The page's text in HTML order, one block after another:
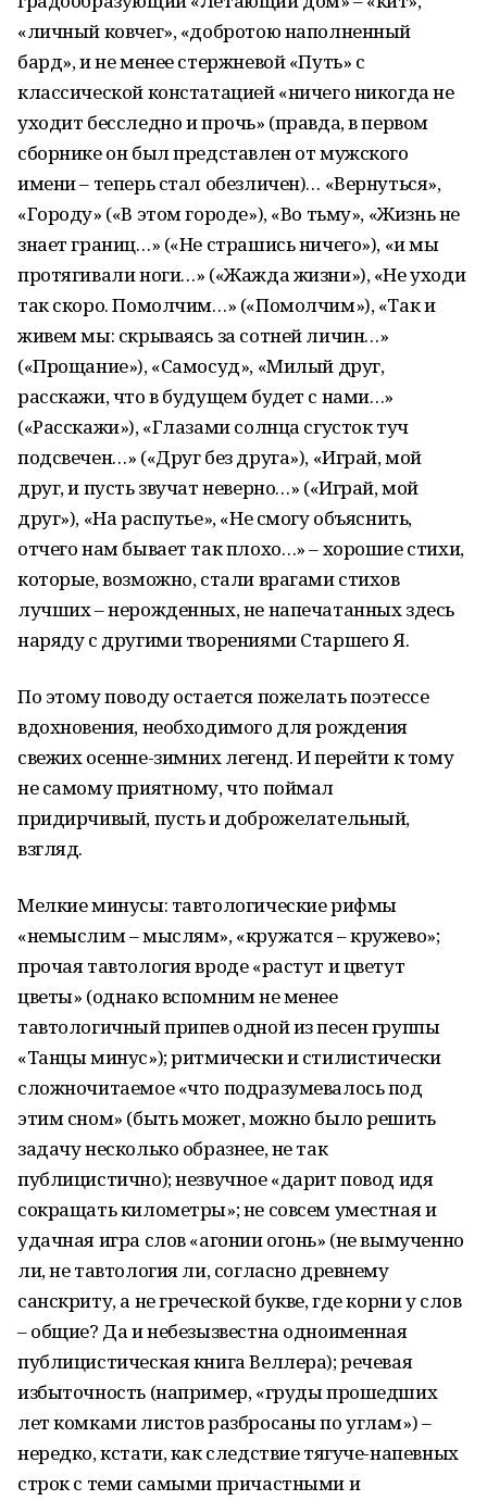
«личный ковчег», «добротою наполненный
бард», и не менее стержневой «Путь» с
классической констатацией «ничего никогда не
уходит бесследно и прочь» (правда, в первом
сборнике он был представлен от мужского
имени – теперь стал обезличен)… «Вернуться»,
«Городу» («В этом городе»), «Во тьму», «Жизнь не
знает границ…» («Не страшись ничего»), «и мы
протягивали ноги…» («Жажда жизни»), «Не уходи
так скоро. Помолчим…» («Помолчим»), «Так и
живем мы: скрываясь за сотней личин…»
(«Прощание»), «Самосуд», «Милый друг,
расскажи, что в будущем будет с нами…»
(«Расскажи»), «Глазами солнца сгусток туч
подсвечен…» («Друг без друга»), «Играй, мой
друг, и пусть звучат неверно…» («Играй, мой
друг»), «На распутье», «Не смогу объяснить,
отчего нам бывает так плохо…» – хорошие стихи,
которые, возможно, стали врагами стихов
лучших – нерожденных, не напечатанных здесь
наряду с другими творениями Старшего Я.
По этому поводу остается пожелать поэтессе
вдохновения, необходимого для рождения
свежих осенне-зимних легенд. И перейти к тому
не самому приятному, что поймал
придирчивый, пусть и доброжелательный,
взгляд.
Мелкие минусы: тавтологические рифмы
«немыслим – мыслям», «кружатся – кружево»;
прочая тавтология вроде «растут и цветут
цветы» (однако вспомним не менее
тавтологичный припев одной из песен группы
«Танцы минус»); ритмически и стилистически
сложночитаемое «что подразумевалось под
этим сном» (быть может, можно было решить
задачу несколько образнее, не так
публицистично); незвучное «дарит повод идя
сокращать километры»; не совсем уместная и
удачная игра слов «агонии огонь» (не вымученно
ли, не тавтология ли, согласно древнему
санскриту, а не греческой букве, где корни у слов
– общие? Да и небезызвестна одноименная
публицистическая книга Веллера); речевая
избыточность (например, «груды прошедших
лет комками листов разбросаны по углам») –
нередко, кстати, как следствие тягуче-напевных
строк с теми самыми причастными и